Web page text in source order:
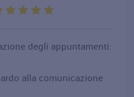
degli appuntamenti:
alla comunicazione